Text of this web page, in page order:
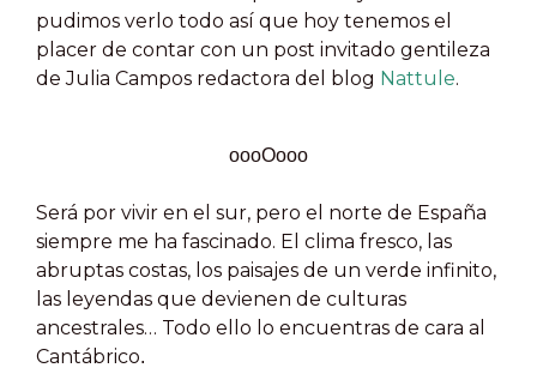
pudimos verlo todo así que hoy tenemos el
placer de contar con un post invitado gentileza
de Julia Campos redactora del blog Nattule.
oooOooo
Será por vivir en el sur, pero el norte de España
siempre me ha fascinado. El clima fresco, las
abruptas costas, los paisajes de un verde infinito,
las leyendas que devienen de culturas
ancestrales… Todo ello lo encuentras de cara al
Cantábrico.